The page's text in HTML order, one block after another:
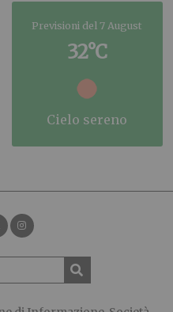
Previsioni del 7 August
32°C
cielo sereno